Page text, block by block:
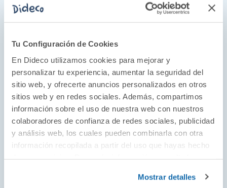
Tu Configuración de Cookies
En Dideco utilizamos cookies para mejorar y
personalizar tu experiencia, aumentar la seguridad del
sitio web, y ofrecerte anuncios personalizados en otros
sitios web y en redes sociales. Además, compartimos
información sobre el uso de nuestra web con nuestros
colaboradores de confianza de redes sociales, publicidad
y análisis web, los cuales pueden combinarla con otra
información recopilada a partir del uso que hayas hecho
Mostrar detalles
El juego como parte del desarrollo
Juguetes educativos desde 1954 con un toque
estético único y artístico. Descubre juguetes
para todas las edades de la mano de los
diseños más originales que guían a los más
la observación, la memoria y la lógica. El